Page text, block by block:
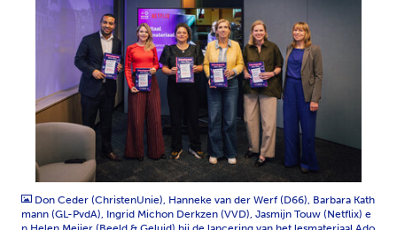
JPG
Don Ceder (ChristenUnie), Hanneke van der Werf (D66), Barbara Kath
mann (GL-PvdA), Ingrid Michon Derkzen (VVD), Jasmijn Touw (Netflix) e